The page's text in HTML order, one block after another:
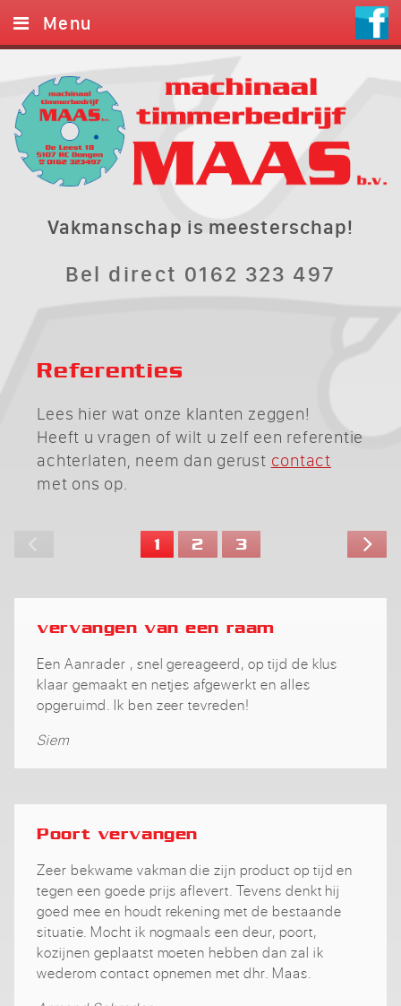
Vakmanschap is meesterschap!
Bel direct 0162 323 497
Menu
Diensten
Foto’s
Referenties
Contact
Referenties
Lees hier wat onze klanten zeggen!
Heeft u vragen of wilt u zelf een referentie
achterlaten, neem dan gerust contact
met ons op.
1 2 3
vervangen van een raam
Een Aanrader , snel gereageerd, op tijd de klus
klaar gemaakt en netjes afgewerkt en alles
opgeruimd. Ik ben zeer tevreden!
Siem
Poort vervangen
Zeer bekwame vakman die zijn product op tijd en
tegen een goede prijs aflevert. Tevens denkt hij
goed mee en houdt rekening met de bestaande
situatie. Mocht ik nogmaals een deur, poort,
kozijnen geplaatst moeten hebben dan zal ik
wederom contact opnemen met dhr. Maas.